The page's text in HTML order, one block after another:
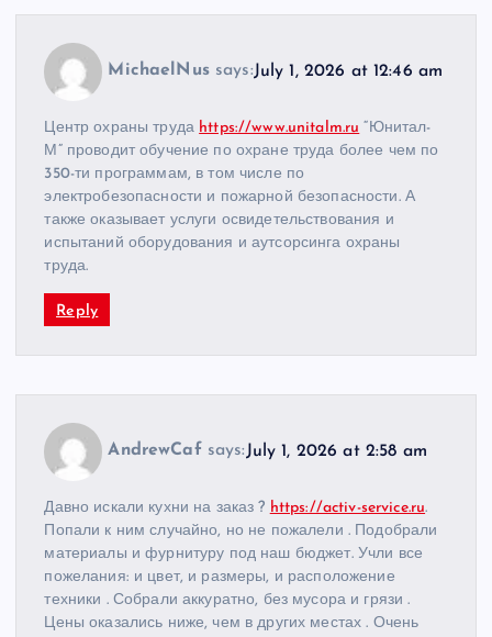
MichaelNus says:July 1, 2026 at 12:46 am
Центр охраны труда https://www.unitalm.ru “Юнитал-
М” проводит обучение по охране труда более чем по
350-ти программам, в том числе по
электробезопасности и пожарной безопасности. А
также оказывает услуги освидетельствования и
испытаний оборудования и аутсорсинга охраны
труда.
Reply
AndrewCaf says: July 1, 2026 at 2:58 am
Давно искали кухни на заказ ? https://activ-service.ru.
Попали к ним случайно, но не пожалели . Подобрали
материалы и фурнитуру под наш бюджет. Учли все
пожелания: и цвет, и размеры, и расположение
техники . Собрали аккуратно, без мусора и грязи .
Цены оказались ниже, чем в других местах . Очень